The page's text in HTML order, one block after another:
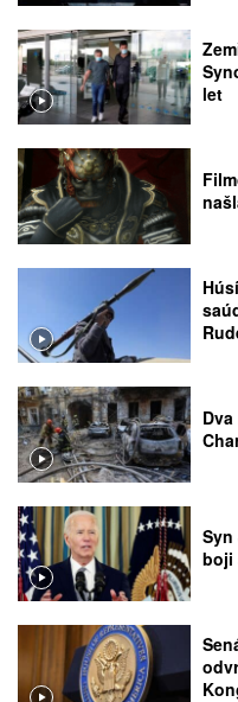
let
boji